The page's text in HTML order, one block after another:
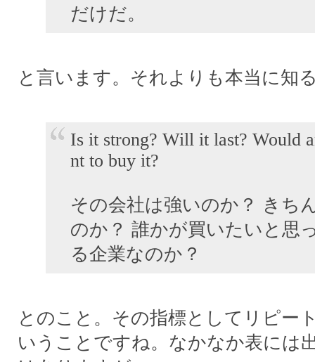
だけだ。
と言います。それよりも本当に知
Is it strong? Will it last? Would
nt to buy it?
その会社は強いのか？ きち
のか？ 誰かが買いたいと思
る企業なのか？
とのこと。その指標としてリピー
いうことですね。なかなか表には